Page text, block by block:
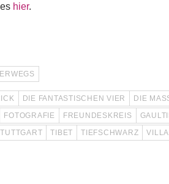
hier.
DIE FANTASTISCHEN VIER
DIE
FOTOGRAFIE FREUNDESKREIS
TIBET TIEFSCHWARZ VILLA